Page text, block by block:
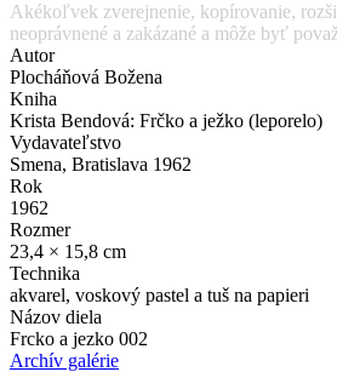
Akékoľvek zverejnenie, kopírovanie,
neoprávnené a zakázané a môže byť
Autor
Plocháňová Božena
Kniha
Krista Bendová: Frčko a ježko (leporelo)
Vydavateľstvo
Smena, Bratislava 1962
Rok
1962
Rozmer
23,4 × 15,8 cm
Technika
akvarel, voskový pastel a tuš na papieri
Názov diela
Frcko a jezko 002
Archív galérie